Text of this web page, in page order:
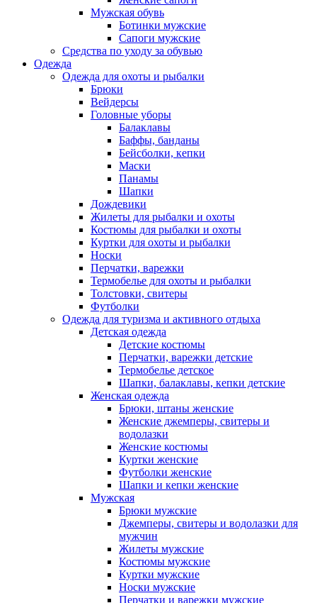
Мужская обувь
Ботинки мужские
Сапоги мужские
Средства по уходу за обувью
Одежда
Одежда для охоты и рыбалки
Брюки
Вейдерсы
Головные уборы
Балаклавы
Баффы, банданы
Бейсболки, кепки
Маски
Панамы
Шапки
Дождевики
Жилеты для рыбалки и охоты
Костюмы для рыбалки и охоты
Куртки для охоты и рыбалки
Носки
Перчатки, варежки
Термобелье для охоты и рыбалки
Толстовки, свитеры
Футболки
Одежда для туризма и активного отдыха
Детская одежда
Детские костюмы
Перчатки, варежки детские
Термобелье детское
Шапки, балаклавы, кепки детские
Женская одежда
Брюки, штаны женские
Женские джемперы, свитеры и
водолазки
Женские костюмы
Куртки женские
Футболки женские
Шапки и кепки женские
Мужская
Брюки мужские
Джемперы, свитеры и водолазки для
мужчин
Жилеты мужские
Костюмы мужские
Куртки мужские
Носки мужские
Перчатки и варежки мужские